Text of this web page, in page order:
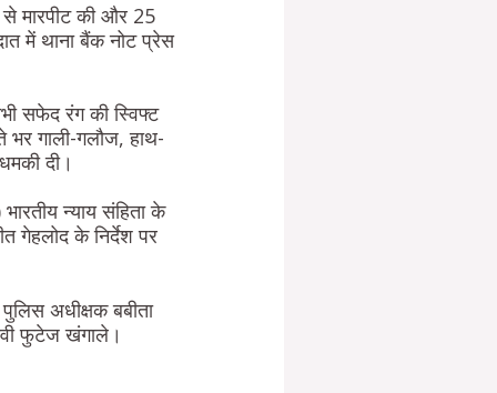
मारपीट की और 25
में थाना बैंक नोट प्रेस
सफेद रंग की स्विफ्ट
भर गाली-गलौज, हाथ-
दी।
न्याय संहिता के
गेहलोद के निर्देश पर
अधीक्षक बबीता
फुटेज खंगाले।